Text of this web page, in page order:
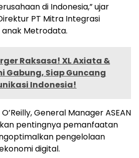
di Indonesia,” ujar
PT Mitra Integrasi
Metrodata.
Raksasa! XL Axiata &
Gabung, Siap Guncang
Indonesia!
General Manager ASEAN
pentingnya pemanfaatan
pengelolaan
digital.